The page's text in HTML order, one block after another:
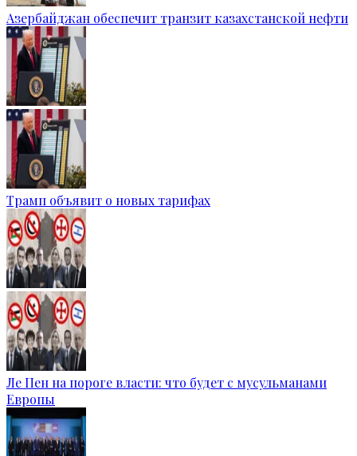
Азербайджан обеспечит транзит казахстанской нефти
Трамп объявит о новых тарифах
Ле Пен на пороге власти: что будет с мусульманами
Европы